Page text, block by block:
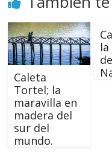
Caleta
Tortel; la
maravilla en
madera del
sur del
mundo.
la